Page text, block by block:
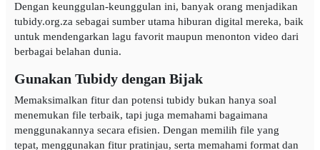
Dengan keunggulan-keunggulan ini, banyak orang menjadikan
tubidy.org.za sebagai sumber utama hiburan digital mereka, baik
untuk mendengarkan lagu favorit maupun menonton video dari
berbagai belahan dunia.
Gunakan Tubidy dengan Bijak
Memaksimalkan fitur dan potensi tubidy bukan hanya soal
menemukan file terbaik, tapi juga memahami bagaimana
menggunakannya secara efisien. Dengan memilih file yang
tepat, menggunakan fitur pratinjau, serta memahami format dan